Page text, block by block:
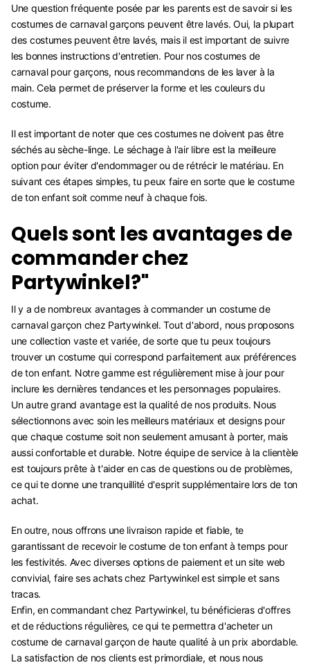
Une question fréquente posée par les parents est de savoir si les
costumes de carnaval garçons peuvent être lavés. Oui, la plupart
des costumes peuvent être lavés, mais il est important de suivre
les bonnes instructions d'entretien. Pour nos costumes de
carnaval pour garçons, nous recommandons de les laver à la
main. Cela permet de préserver la forme et les couleurs du
costume.
Il est important de noter que ces costumes ne doivent pas être
séchés au sèche-linge. Le séchage à l'air libre est la meilleure
option pour éviter d'endommager ou de rétrécir le matériau. En
suivant ces étapes simples, tu peux faire en sorte que le costume
de ton enfant soit comme neuf à chaque fois.
Quels sont les avantages de
commander chez
Partywinkel?"
Il y a de nombreux avantages à commander un costume de
carnaval garçon chez Partywinkel. Tout d'abord, nous proposons
une collection vaste et variée, de sorte que tu peux toujours
trouver un costume qui correspond parfaitement aux préférences
de ton enfant. Notre gamme est régulièrement mise à jour pour
inclure les dernières tendances et les personnages populaires.
Un autre grand avantage est la qualité de nos produits. Nous
sélectionnons avec soin les meilleurs matériaux et designs pour
que chaque costume soit non seulement amusant à porter, mais
aussi confortable et durable. Notre équipe de service à la clientèle
est toujours prête à t'aider en cas de questions ou de problèmes,
ce qui te donne une tranquillité d'esprit supplémentaire lors de ton
achat.
En outre, nous offrons une livraison rapide et fiable, te
garantissant de recevoir le costume de ton enfant à temps pour
les festivités. Avec diverses options de paiement et un site web
convivial, faire ses achats chez Partywinkel est simple et sans
tracas.
Enfin, en commandant chez Partywinkel, tu bénéficieras d'offres
et de réductions régulières, ce qui te permettra d'acheter un
costume de carnaval garçon de haute qualité à un prix abordable.
La satisfaction de nos clients est primordiale, et nous nous